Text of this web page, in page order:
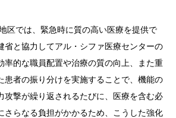
区では、緊急時に質の高い医療を提供で
省と協力してアル・シファ医療センターの
率的な職員配置や治療の質の向上、また重
患者の振り分けを実施することで、機能の
攻撃が繰り返されるたびに、医療を含む必
さらなる負担がかかるため、こうした強化